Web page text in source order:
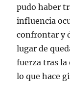
pudo haber
influencia
confrontar y
lugar de
fuerza tras la
lo que hace